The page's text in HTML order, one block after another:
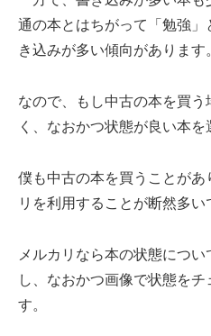
通の本とはちがって「勉強
き込みが多い傾向があります
なので、もし中古の本を買
く、なおかつ状態が良い本を
僕も中古の本を買うことが
リを利用することが断然多い
メルカリなら本の状態につ
し、なおかつ画像で状態をチ
す。